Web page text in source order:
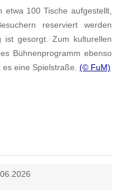
etwa 100 Tische aufgestellt,
reserviert werden
ist gesorgt. Zum kulturellen
Bühnenprogramm ebenso
es eine Spielstraße.(© FuM)